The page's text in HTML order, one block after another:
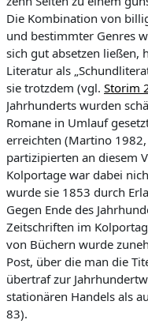
Die Kombination von
und bestimmter Genres
sich gut absetzen ließen,
Literatur als
sie trotzdem (vgl. Storim
Jahrhunderts wurden
Romane in Umlauf
erreichten (Martino
partizipierten an diesem
Kolportage war dabei
wurde sie 1853 durch
Gegen Ende des
Zeitschriften im
von Büchern wurde
Post, über die man die
übertraf zur
stationären Handels als
83).